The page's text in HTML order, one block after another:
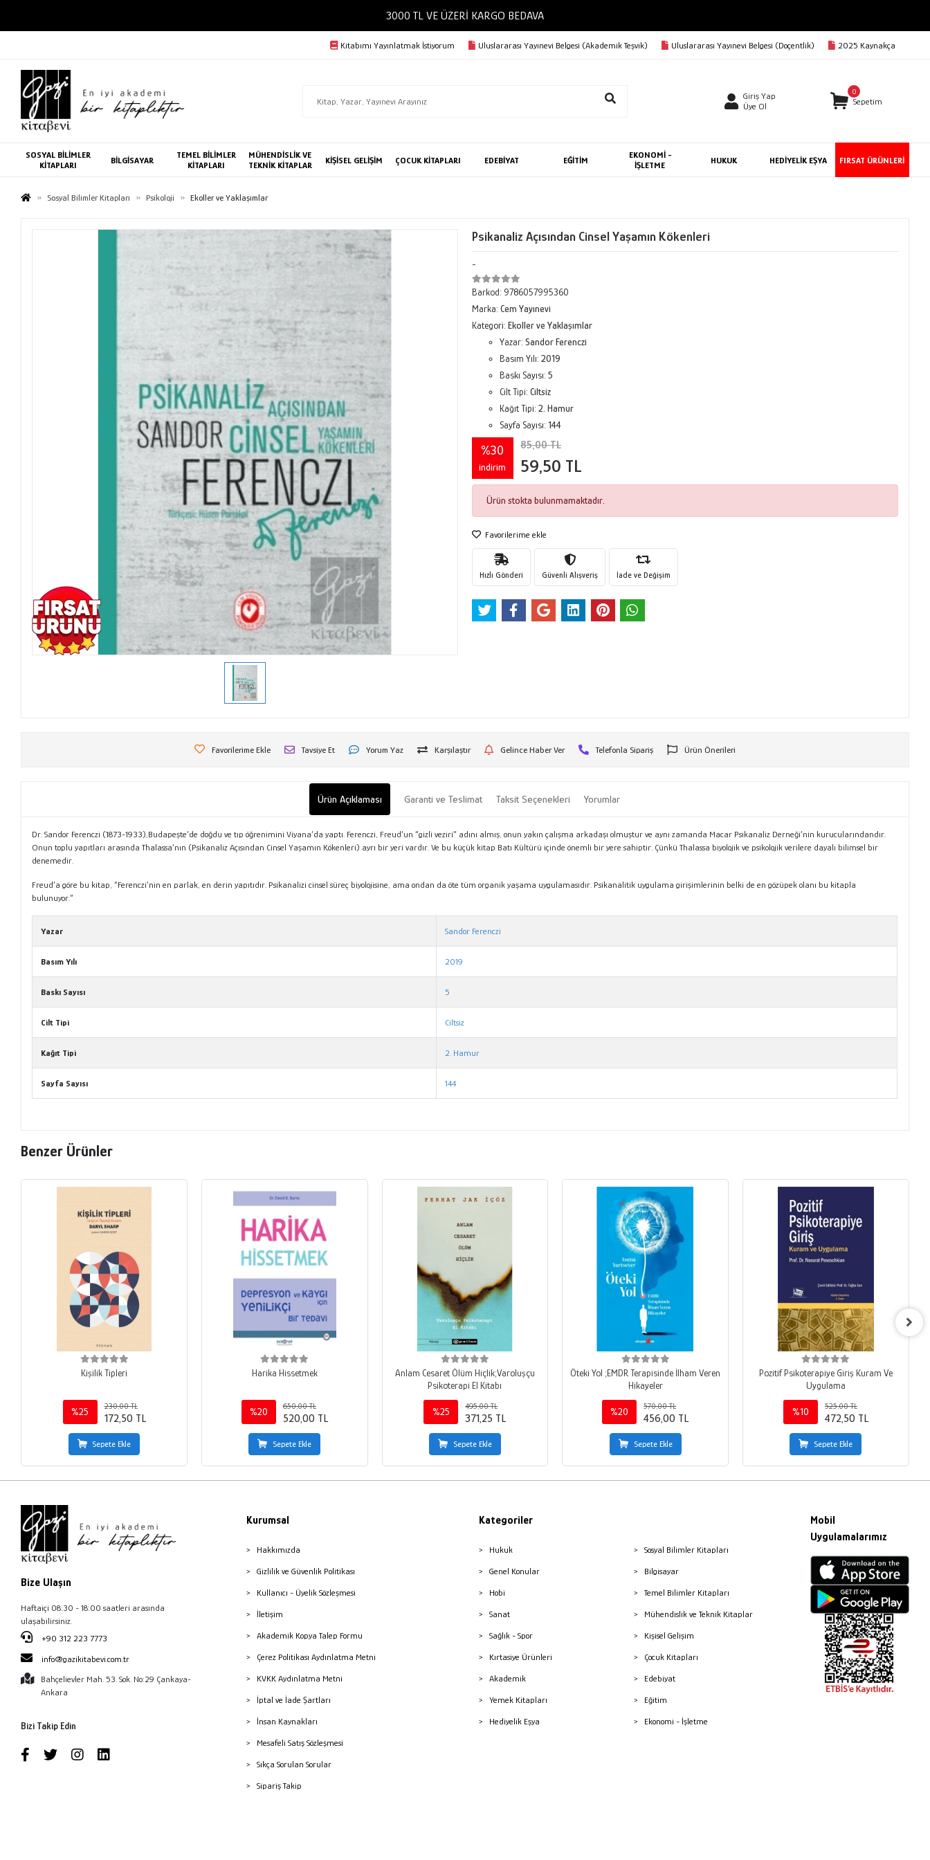
3000 TL VE ÜZERİ KARGO BEDAVA
Kitabımı Yayınlatmak İstiyorum Uluslararası Yayınevi Belgesi (Akademik Teşvik) Uluslararası Yayınevi Belgesi (Doçentlik) 2025 Kaynakça
Giriş Yap
Üye Ol
0
Sepetim
SOSYAL BİLİMLER
KİTAPLARI
BİLGİSAYAR
TEMEL BİLİMLER
KİTAPLARI
MÜHENDİSLİK VE
TEKNİK KİTAPLAR
KİŞİSEL GELİŞİM ÇOCUK KİTAPLARI EDEBİYAT EĞİTİM
EKONOMİ -
İŞLETME
HUKUK HEDİYELİK EŞYA FIRSAT ÜRÜNLERİ
Sosyal Bilimler Kitapları Psikoloji Ekoller ve Yaklaşımlar
Psikanaliz Açısından Cinsel Yaşamın Kökenleri
-
Barkod: 9786057995360
Marka: Cem Yayınevi
Kategori: Ekoller ve Yaklaşımlar
Yazar: Sandor Ferenczi
Basım Yılı: 2019
Baskı Sayısı: 5
Cilt Tipi: Ciltsiz
Kağıt Tipi: 2. Hamur
Sayfa Sayısı: 144
%30
indirim
85,00 TL
59,50 TL
Ürün stokta bulunmamaktadır.
Favorilerime ekle
Hızlı Gönderi Güvenli Alışveriş İade ve Değişim
Favorilerime Ekle Tavsiye Et Yorum Yaz Karşılaştır Gelince Haber Ver Telefonla Sipariş Ürün Önerileri
Ürün Açıklaması Garanti ve Teslimat Taksit Seçenekleri Yorumlar
Dr. Sandor Ferenczi (1873-1933),Budapeşte’de doğdu ve tıp öğrenimini Viyana’da yaptı. Ferenczi, Freud’un “gizli veziri” adını almış, onun yakın çalışma arkadaşı olmuştur ve aynı zamanda Macar Psikanaliz Derneği’nin kurucularındandır.
Onun toplu yapıtları arasında Thalassa’nın (Psikanaliz Açısından Cinsel Yaşamın Kökenleri) ayrı bir yeri vardır. Ve bu küçük kitap Batı Kültürü içinde önemli bir yere sahiptir. Çünkü Thalassa biyolojik ve psikolojik verilere dayalı bilimsel bir
denemedir.
Freud’a göre bu kitap, “Ferenczi’nin en parlak, en derin yapıtıdır. Psikanalizi cinsel süreç biyolojisine, ama ondan da öte tüm organik yaşama uygulamasıdır. Psikanalitik uygulama girişimlerinin belki de en gözüpek olanı bu kitapla
bulunuyor.”
Yazar Sandor Ferenczi
Basım Yılı 2019
Baskı Sayısı 5
Cilt Tipi Ciltsiz
Kağıt Tipi 2. Hamur
Sayfa Sayısı 144
Benzer Ürünler
Kişilik Tipleri
%25
230,00 TL
172,50 TL
Sepete Ekle
Harika Hissetmek
%20
650,00 TL
520,00 TL
Sepete Ekle
Anlam Cesaret Ölüm Hiçlik;Varoluşçu
Psikoterapi El Kitabı
%25
495,00 TL
371,25 TL
Sepete Ekle
Öteki Yol ;EMDR Terapisinde İlham Veren
Hikayeler
%20
570,00 TL
456,00 TL
Sepete Ekle
Pozitif Psikoterapiye Giriş Kuram Ve
Uygulama
%10
525,00 TL
472,50 TL
Sepete Ekle
Bize Ulaşın
Haftaiçi 08:30 - 18:00 saatleri arasında
ulaşabilirsiniz.
+90 312 223 7773
info@gazikitabevi.com.tr
Bahçelievler Mah. 53. Sok. No:29 Çankaya-
Ankara
Bizi Takip Edin
Kurumsal
Hakkımızda
Gizlilik ve Güvenlik Politikası
Kullanıcı - Üyelik Sözleşmesi
İletişim
Akademik Kopya Talep Formu
Çerez Politikası Aydınlatma Metni
KVKK Aydınlatma Metni
İptal ve İade Şartları
İnsan Kaynakları
Mesafeli Satış Sözleşmesi
Sıkça Sorulan Sorular
Sipariş Takip
Kategoriler
Hukuk
Genel Konular
Hobi
Sanat
Sağlık - Spor
Kırtasiye Ürünleri
Akademik
Yemek Kitapları
Hediyelik Eşya
Sosyal Bilimler Kitapları
Bilgisayar
Temel Bilimler Kitapları
Mühendislik ve Teknik Kitaplar
Kişisel Gelişim
Çocuk Kitapları
Edebiyat
Eğitim
Ekonomi - İşletme
Mobil
Uygulamalarımız